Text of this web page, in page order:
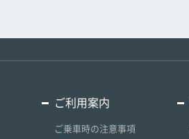
ご利用案内
ご乗車時の注意事項